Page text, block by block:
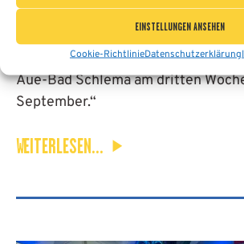
EINSTELLUNGEN ANSEHEN
Cookie-RichtlinieDatenschutzerklärung
16. SEPTEMBER 2024
„Blasmusik in allen Schattierungen
für Jung, Alt und aus aller Herren
Aue-Bad Schlema am dritten
September.“
WEITERLESEN...